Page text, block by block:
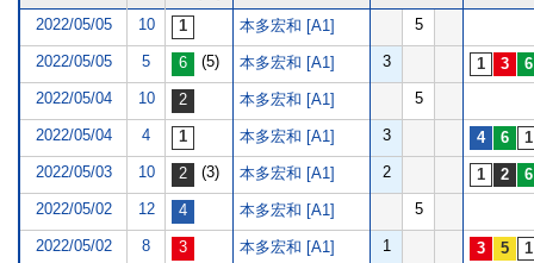
2022/05/05
10 本多宏和 [A1] 5
2022/05/05 5 (5) 本多宏和 [A1] 3
2022/05/04 10 本多宏和 [A1] 5
2022/05/04 4 本多宏和 [A1] 3
2022/05/03 10 (3) 本多宏和 [A1] 2
2022/05/02 12 本多宏和 [A1] 5
2022/05/02 8 本多宏和 [A1] 1